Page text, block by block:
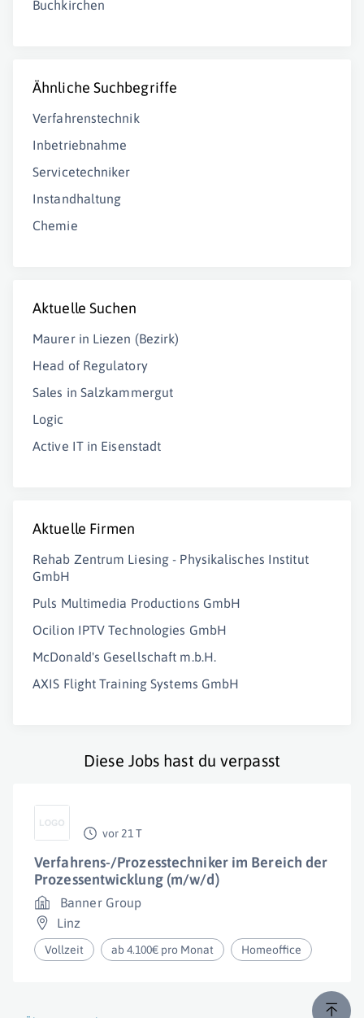
Buchkirchen
Ähnliche Suchbegriffe
Verfahrenstechnik
Inbetriebnahme
Servicetechniker
Instandhaltung
Chemie
Aktuelle Suchen
Maurer in Liezen (Bezirk)
Head of Regulatory
Sales in Salzkammergut
Logic
Active IT in Eisenstadt
Aktuelle Firmen
Rehab Zentrum Liesing - Physikalisches Institut
GmbH
Puls Multimedia Productions GmbH
Ocilion IPTV Technologies GmbH
McDonald's Gesellschaft m.b.H.
AXIS Flight Training Systems GmbH
Diese Jobs hast du verpasst
vor 21 T
Verfahrens-/Prozesstechniker im Bereich der
Prozessentwicklung (m/w/d)
Banner Group
Linz
Vollzeit ab 4.100€ pro Monat Homeoffice